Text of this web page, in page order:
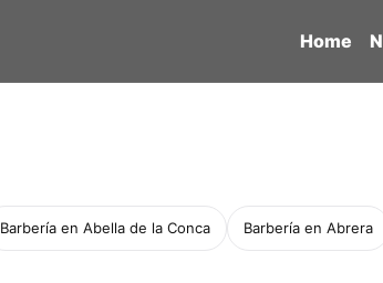
Home
Barbería en Abella de la Conca Barbería en Abrera